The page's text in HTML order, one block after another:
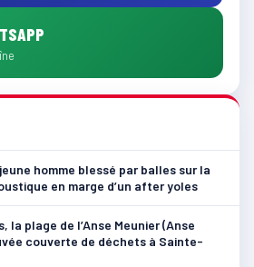
homme blessé par balles sur la
en marge d’un after yoles
la plage de l’Anse Meunier (Anse
couverte de déchets à Sainte-